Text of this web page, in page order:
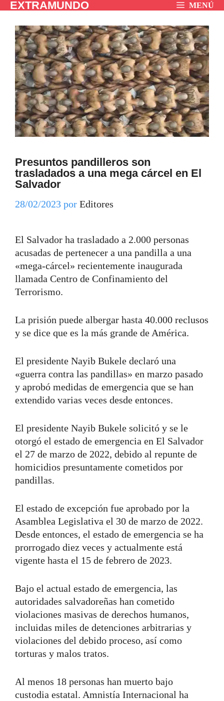
Saltar
contenido
EXTRAMUNDO MENÚ
Presuntos pandilleros son
trasladados a una mega cárcel en El
Salvador
28/02/2023 por Editores
El Salvador ha trasladado a 2.000 personas
acusadas de pertenecer a una pandilla a una
«mega-cárcel» recientemente inaugurada
llamada Centro de Confinamiento del
Terrorismo.
La prisión puede albergar hasta 40.000 reclusos
y se dice que es la más grande de América.
El presidente Nayib Bukele declaró una
«guerra contra las pandillas» en marzo pasado
y aprobó medidas de emergencia que se han
extendido varias veces desde entonces.
El presidente Nayib Bukele solicitó y se le
otorgó el estado de emergencia en El Salvador
el 27 de marzo de 2022, debido al repunte de
homicidios presuntamente cometidos por
pandillas.
El estado de excepción fue aprobado por la
Asamblea Legislativa el 30 de marzo de 2022.
Desde entonces, el estado de emergencia se ha
prorrogado diez veces y actualmente está
vigente hasta el 15 de febrero de 2023.
Bajo el actual estado de emergencia, las
autoridades salvadoreñas han cometido
violaciones masivas de derechos humanos,
incluidas miles de detenciones arbitrarias y
violaciones del debido proceso, así como
torturas y malos tratos.
Al menos 18 personas han muerto bajo
custodia estatal. Amnistía Internacional ha